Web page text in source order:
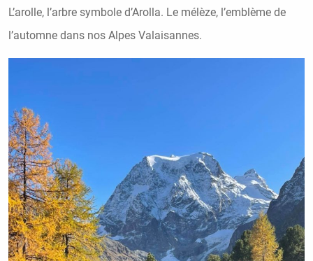
L’arolle, l’arbre symbole d’Arolla. Le mélèze, l’emblème de
l’automne dans nos Alpes Valaisannes.